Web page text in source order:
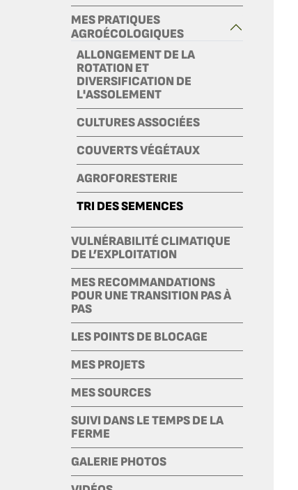
MES PRATIQUES
AGROÉCOLOGIQUES
ALLONGEMENT DE LA
ROTATION ET
DIVERSIFICATION DE
L'ASSOLEMENT
CULTURES ASSOCIÉES
COUVERTS VÉGÉTAUX
AGROFORESTERIE
TRI DES SEMENCES
VULNÉRABILITÉ CLIMATIQUE
DE L’EXPLOITATION
MES RECOMMANDATIONS
POUR UNE TRANSITION PAS À
PAS
LES POINTS DE BLOCAGE
MES PROJETS
MES SOURCES
SUIVI DANS LE TEMPS DE LA
FERME
GALERIE PHOTOS